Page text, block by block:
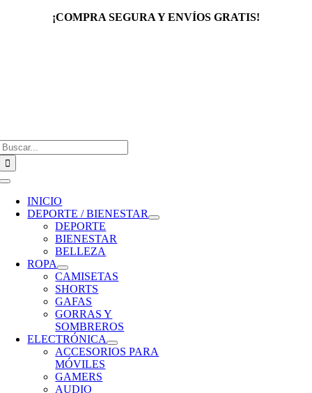
¡COMPRA SEGURA Y ENVÍOS GRATIS!
Toggle
Navigation
INICIO
DEPORTE / BIENESTAR
DEPORTE
BIENESTAR
BELLEZA
ROPA
CAMISETAS
SHORTS
GAFAS
GORRAS Y
SOMBREROS
ELECTRÓNICA
ACCESORIOS PARA
MÓVILES
GAMERS
AUDIO